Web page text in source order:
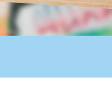
landelijke
het zo
het belang van